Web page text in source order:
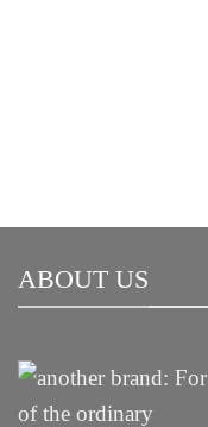
ABOUT US